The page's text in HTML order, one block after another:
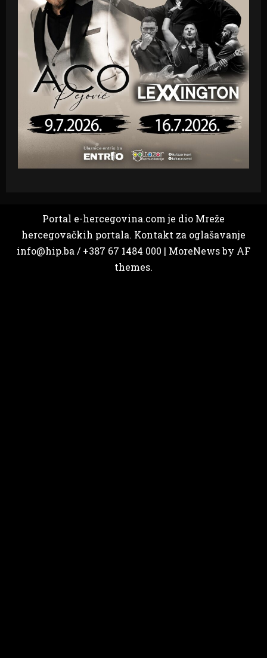
Portal e-hercegovina.com je dio Mreže
hercegovačkih portala. Kontakt za oglašavanje
info@hip.ba / +387 67 1484 000 | MoreNewsby AF
themes.